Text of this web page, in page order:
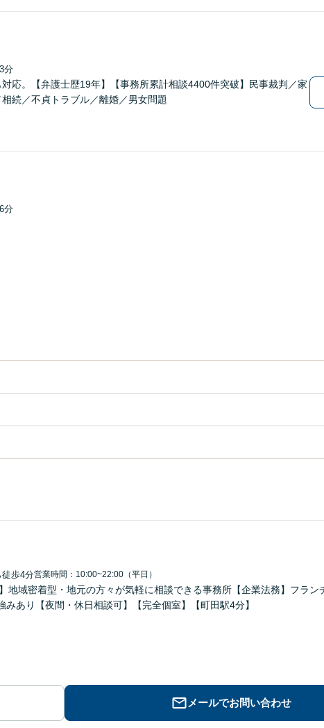
分
応。【弁護士歴19年】【事務所累計相談4400件突破】民事裁判／家
続／不貞トラブル／離婚／男女問題
分
徒歩4分営業時間：10:00~22:00（平日）
地域密着型・地元の方々が気軽に相談できる事務所【企業法務】フラン
みあり【夜間・休日相談可】【完全個室】【町田駅4分】
メールでお問い合わせ